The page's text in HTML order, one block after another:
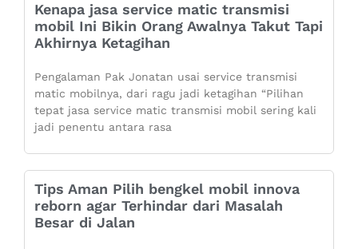
Kenapa jasa service matic transmisi
mobil Ini Bikin Orang Awalnya Takut Tapi
Akhirnya Ketagihan
Pengalaman Pak Jonatan usai service transmisi
matic mobilnya, dari ragu jadi ketagihan “Pilihan
tepat jasa service matic transmisi mobil sering kali
jadi penentu antara rasa
Tips Aman Pilih bengkel mobil innova
reborn agar Terhindar dari Masalah
Besar di Jalan